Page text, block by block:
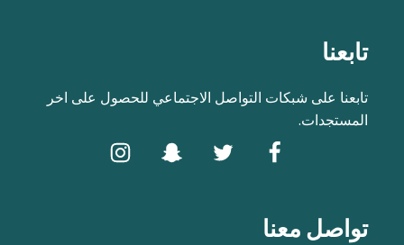
تابعنا
تابعنا على شبكات التواصل الاجتماعي للحصول على اخر
المستجدات.
تواصل معنا